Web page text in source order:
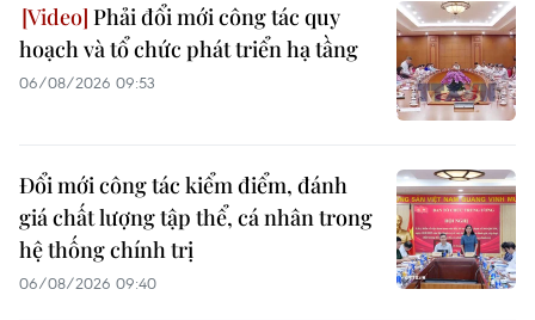
Phải đổi mới công tác quy
hoạch và tổ chức phát triển hạ tầng
06/08/2026 09:53
Đổi mới công tác kiểm điểm, đánh
giá chất lượng tập thể, cá nhân trong
hệ thống chính trị
06/08/2026 09:40